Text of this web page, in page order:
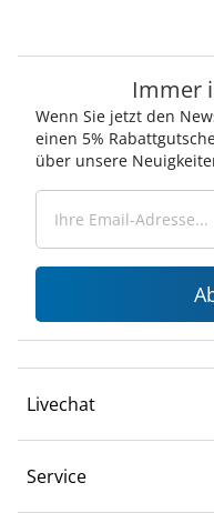
Immer
Wenn Sie jetzt den
einen 5%
über unsere
Livechat
Service